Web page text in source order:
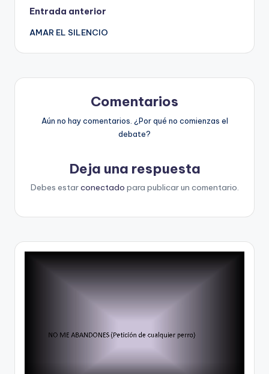
Navegación
de
Entrada anterior
AMAR EL SILENCIO
Comentarios
Aún no hay comentarios. ¿Por qué no comienzas el
debate?
Deja una respuesta
Debes estarconectado para publicar un comentario.